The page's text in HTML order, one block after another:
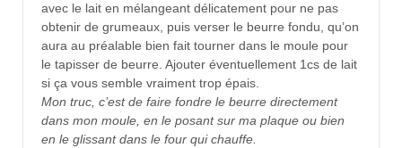
avec le lait en mélangeant délicatement pour ne pas
obtenir de grumeaux, puis verser le beurre fondu, qu’on
aura au préalable bien fait tourner dans le moule pour
le tapisser de beurre. Ajouter éventuellement 1cs de lait
si ça vous semble vraiment trop épais.
Mon truc, c’est de faire fondre le beurre directement
dans mon moule, en le posant sur ma plaque ou bien
en le glissant dans le four qui chauffe.